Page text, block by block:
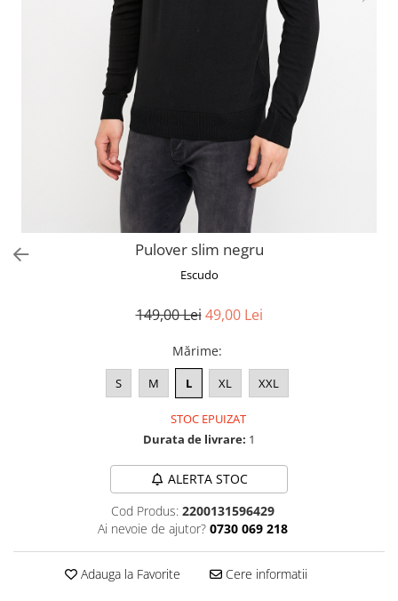
Pulover slim negru
Escudo
149,00 Lei 49,00 Lei
Mărime:
S M L XL XXL
STOC EPUIZAT
Durata de livrare: 1
ALERTA STOC
Cod Produs: 2200131596429
Ai nevoie de ajutor? 0730 069 218
Adauga la Favorite Cere informatii